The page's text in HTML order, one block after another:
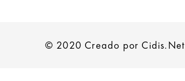
© 2020 Creado por Cidis.Net